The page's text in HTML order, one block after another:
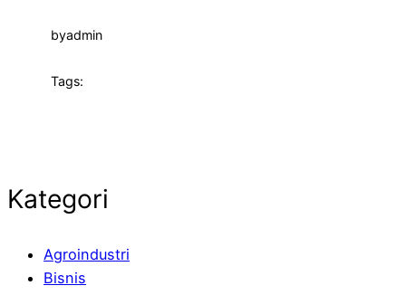
byadmin
Tags:
Kategori
Agroindustri
Bisnis